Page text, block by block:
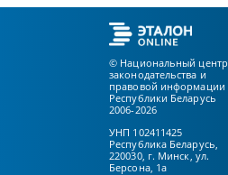
© Национальный центр
законодательства и
правовой информации
Республики Беларусь
2006-2026
УНП 102411425
Республика Беларусь,
220030, г. Минск, ул.
Берсона, 1а